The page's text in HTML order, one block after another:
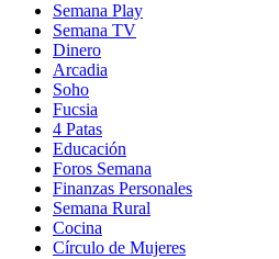
Semana Play
Semana TV
Dinero
Arcadia
Soho
in
new
window
Fucsia
in
new
window
4 Patas
Educación
Foros Semana
Finanzas Personales
Semana Rural
Cocina
Círculo de Mujeres